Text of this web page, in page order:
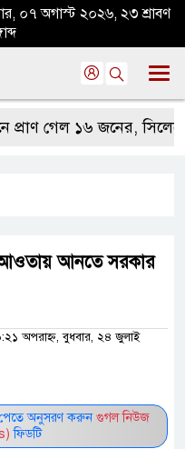
০৭ অগাস্ট ২০২৬, ২৩ শ্রাবণ
গেল ১৬ জনের, সিলেটে
আওতায় আনতে সরকার
অপরাহ্ন, বুধবার, ২৪ জুলাই
পেতে অনুসরণ করুন গুগল নিউজ
ফিডটি